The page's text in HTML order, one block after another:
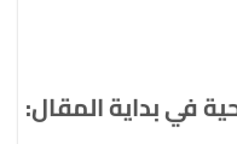
في بداية المقال: